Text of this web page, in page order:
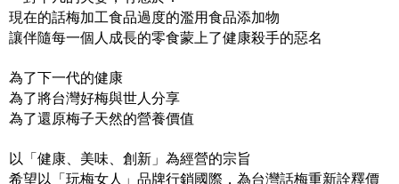
現在的話梅加工食品過度的濫用食品添加物
讓伴隨每一個人成長的零食蒙上了健康殺手的惡名
為了下一代的健康
為了將台灣好梅與世人分享
為了還原梅子天然的營養價值
以「健康、美味、創新」為經營的宗旨
希望以「玩梅女人」品牌行銷國際，為台灣話梅重新詮釋價